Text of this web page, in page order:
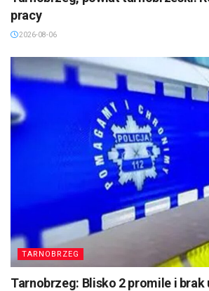
pracy
2026-08-06
TARNOBRZEG
Tarnobrzeg: Blisko 2 promile i brak